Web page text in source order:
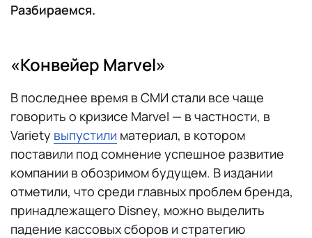
Разбираемся.
«Конвейер Marvel»
В последнее время в СМИ стали все чаще
говорить о кризисе Marvel — в частности, в
Variety выпустили материал, в котором
поставили под сомнение успешное развитие
компании в обозримом будущем. В издании
отметили, что среди главных проблем бренда,
принадлежащего Disney, можно выделить
падение кассовых сборов и стратегию